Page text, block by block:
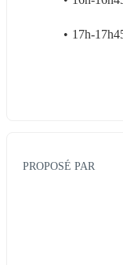
17h-
PROPOSÉ PAR